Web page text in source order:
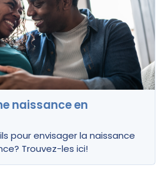
naissance en
pour envisager la naissance
Trouvez-les ici!